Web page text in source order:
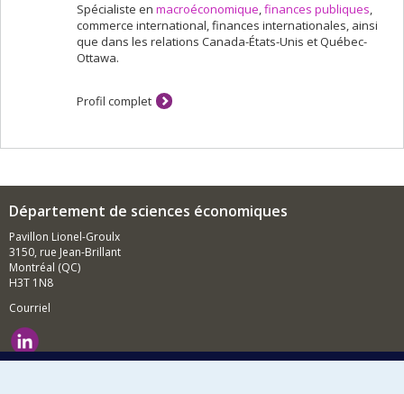
Spécialiste en macroéconomique,finances publiques,
commerce international, finances internationales, ainsi
que dans les relations Canada-États-Unis et Québec-
Ottawa.
Profil complet
Département de sciences économiques
Pavillon Lionel-Groulx
3150, rue Jean-Brillant
Montréal (QC)
H3T 1N8
Courriel